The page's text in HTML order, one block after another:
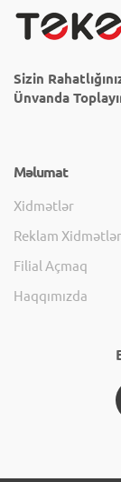
Sizin
Ünvanda
Məlumat
Xidmətlər
Reklam
Filial Açmaq
Haqqımızda